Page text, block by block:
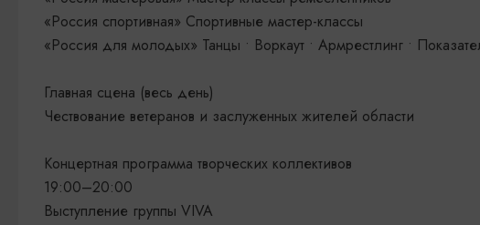
«Россия спортивная» Спортивные мастер-классы
«Россия для молодых» Танцы • Воркаут • Армрестлинг •
Главная сцена (весь день)
Чествование ветеранов и заслуженных жителей области
Концертная программа творческих коллективов
19:00–20:00
Выступление группы VIVA